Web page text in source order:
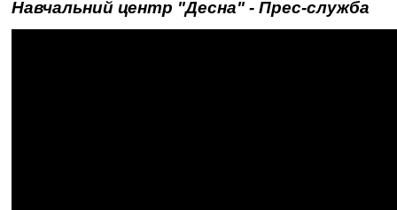
Навчальний центр "Десна" - Прес-служба